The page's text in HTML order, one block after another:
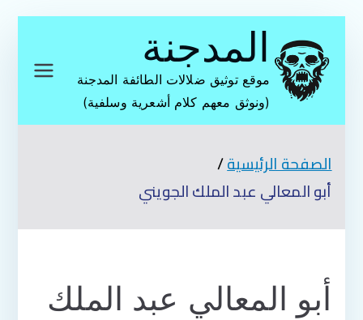
المحتوى
المدجنة
موقع توثيق ضلالات الطائفة المدجنة
(ونوثق معهم كلام أشعرية وسلفية)
الصفحة الرئيسية
أبو المعالي عبد الملك الجويني
أبو المعالي عبد الملك